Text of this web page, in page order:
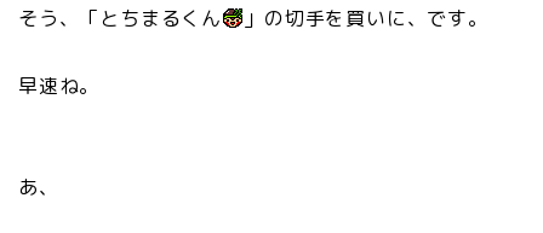
そう、「とちまるくん 」の切手を買いに、です。
早速ね。
あ、